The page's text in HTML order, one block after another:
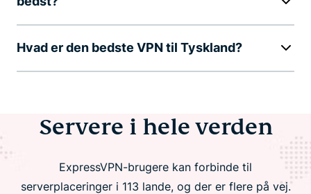
Hvad er den bedste VPN til Tyskland?
Servere i hele verden
ExpressVPN-brugere kan forbinde til
serverplaceringer i 113 lande, og der er flere på vej.